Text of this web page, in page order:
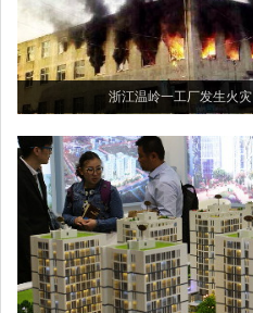
浙江温岭一工厂发生火灾